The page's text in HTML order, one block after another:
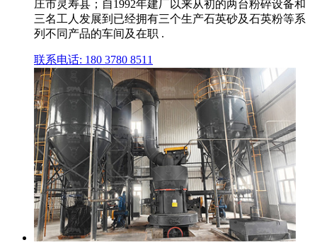
庄市灵寿县；自1992年建厂以来从初的两台粉碎设备和
三名工人发展到已经拥有三个生产石英砂及石英粉等系
列不同产品的车间及在职 .
联系电话: 180 3780 8511